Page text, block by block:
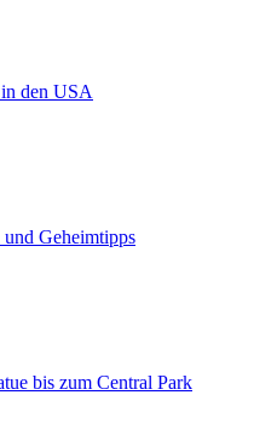
den USA
und Geheimtipps
bis zum Central Park